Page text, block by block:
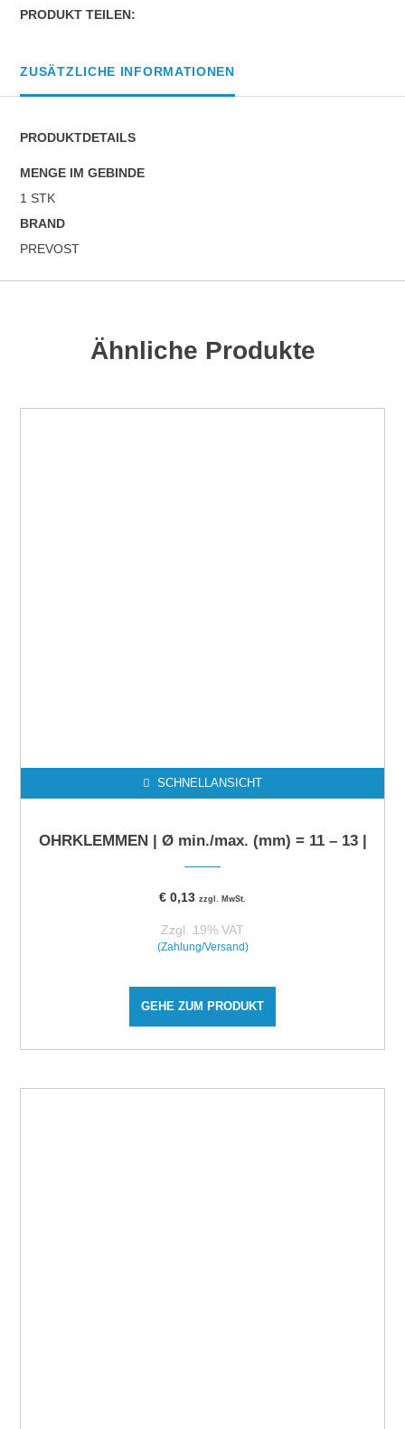
PRODUKT TEILEN:
ZUSÄTZLICHE INFORMATIONEN
PRODUKTDETAILS
MENGE IM GEBINDE
1 STK
BRAND
PREVOST
Ähnliche Produkte
SCHNELLANSICHT
OHRKLEMMEN | Ø min./max. (mm) = 11 – 13 |
€ 0,13 zzgl. MwSt.
Zzgl. 19% VAT
(Zahlung/Versand)
GEHE ZUM PRODUKT